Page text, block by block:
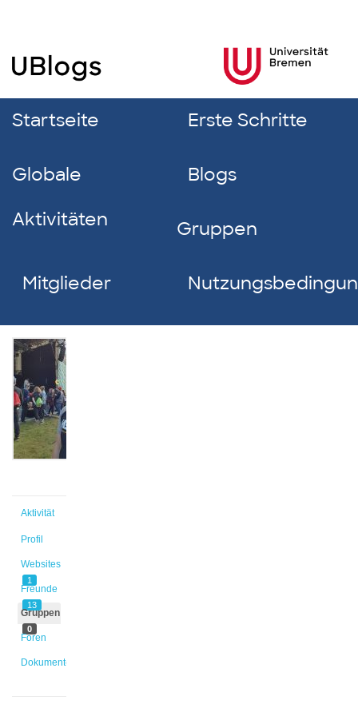
Startseite Erste Schritte
Globale
Aktivitäten
Blogs
Gruppen
Mitglieder
Aktivität
Profil
Websites
1
Freunde
13
Gruppen
0
Foren
Dokumente